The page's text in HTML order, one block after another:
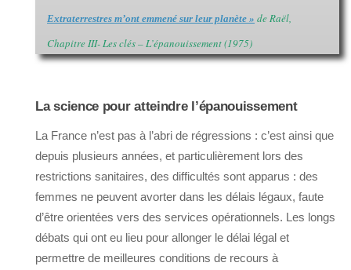
Extraterrestres m’ont emmené sur leur planète » de Raël,
Chapitre III- Les clés – L’épanouissement (1975)
La science pour atteindre l’épanouissement
La France n’est pas à l’abri de régressions : c’est ainsi que
depuis plusieurs années, et particulièrement lors des
restrictions sanitaires, des difficultés sont apparus : des
femmes ne peuvent avorter dans les délais légaux, faute
d’être orientées vers des services opérationnels. Les longs
débats qui ont eu lieu pour allonger le délai légal et
permettre de meilleures conditions de recours à